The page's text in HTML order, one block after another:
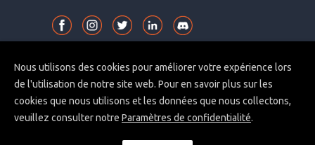
CONTACTEZ NOUS !
PONGO
Nous utilisons des cookies pour améliorer votre expérience lors
de l'utilisation de notre site web. Pour en savoir plus sur les
cookies que nous utilisons et les données que nous collectons,
veuillez consulter notre Paramètres de confidentialité.